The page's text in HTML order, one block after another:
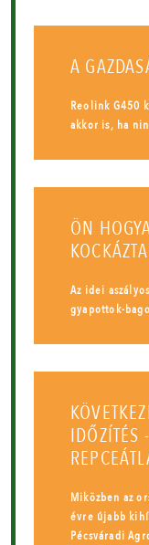
A
Reolink G450
akkor is, ha
ÖN
Az idei
gyapottok-
Miközben az
évre újabb
Pécsváradi